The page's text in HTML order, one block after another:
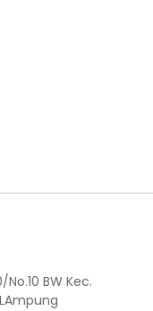
BW Kec.